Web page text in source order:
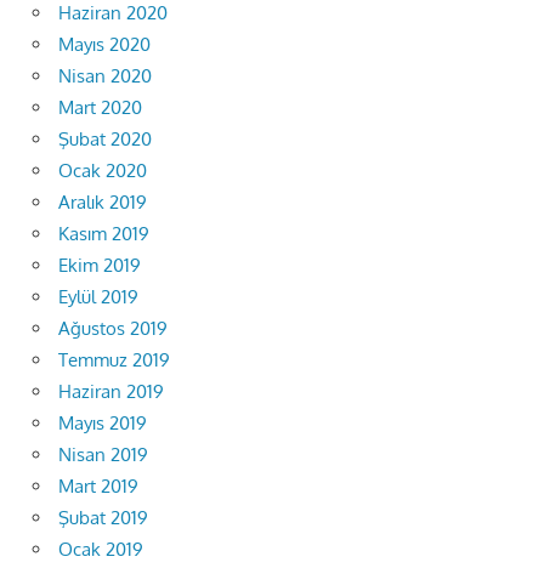
Haziran 2020
Mayıs 2020
Nisan 2020
Mart 2020
Şubat 2020
Ocak 2020
Aralık 2019
Kasım 2019
Ekim 2019
Eylül 2019
Ağustos 2019
Temmuz 2019
Haziran 2019
Mayıs 2019
Nisan 2019
Mart 2019
Şubat 2019
Ocak 2019